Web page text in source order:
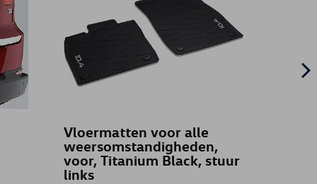
Vloermatten voor alle
weersomstandigheden,
voor, Titanium Black, stuur
links